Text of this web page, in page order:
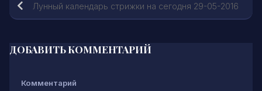
Лунный календарь стрижки на сегодня 29-05-2016
ДОБАВИТЬ КОММЕНТАРИЙ
Комментарий